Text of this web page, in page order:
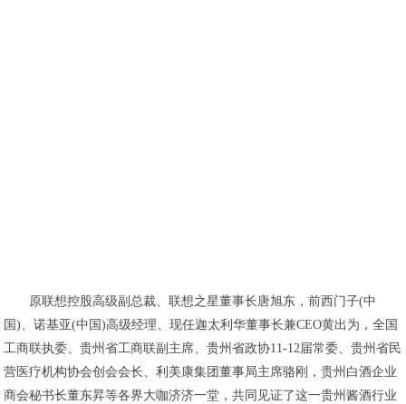
原联想控股高级副总裁、联想之星董事长唐旭东，前西门子(中
国)、诺基亚(中国)高级经理、现任迦太利华董事长兼CEO黄出为，全国
工商联执委、贵州省工商联副主席、贵州省政协11-12届常委、贵州省民
营医疗机构协会创会会长、利美康集团董事局主席骆刚，贵州白酒企业
商会秘书长董东昇等各界大咖济济一堂，共同见证了这一贵州酱酒行业